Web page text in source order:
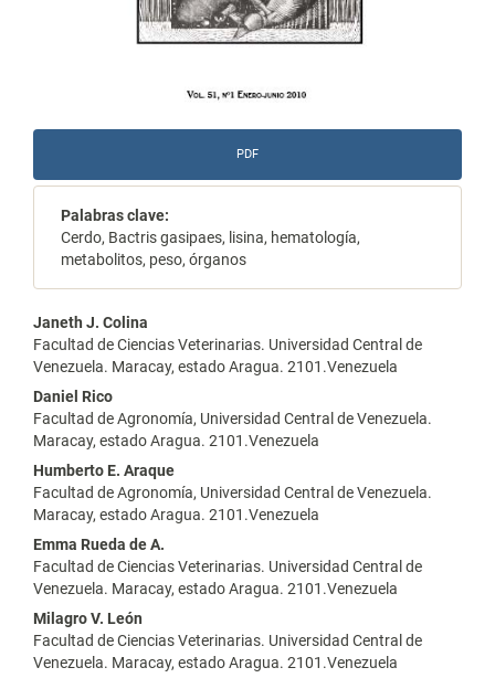
PDF
Palabras clave:
Cerdo, Bactris gasipaes, lisina, hematología,
metabolitos, peso, órganos
Contenido
principal
del
artículo
Janeth J. Colina
Facultad de Ciencias Veterinarias. Universidad Central de
Venezuela. Maracay, estado Aragua. 2101.Venezuela
Daniel Rico
Facultad de Agronomía, Universidad Central de Venezuela.
Maracay, estado Aragua. 2101.Venezuela
Humberto E. Araque
Facultad de Agronomía, Universidad Central de Venezuela.
Maracay, estado Aragua. 2101.Venezuela
Emma Rueda de A.
Facultad de Ciencias Veterinarias. Universidad Central de
Venezuela. Maracay, estado Aragua. 2101.Venezuela
Milagro V. León
Facultad de Ciencias Veterinarias. Universidad Central de
Venezuela. Maracay, estado Aragua. 2101.Venezuela